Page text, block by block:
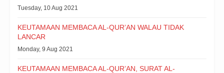
Tuesday, 10 Aug 2021
KEUTAMAAN MEMBACA AL-QUR’AN WALAU TIDAK
LANCAR
Monday, 9 Aug 2021
KEUTAMAAN MEMBACA AL-QUR’AN, SURAT AL-